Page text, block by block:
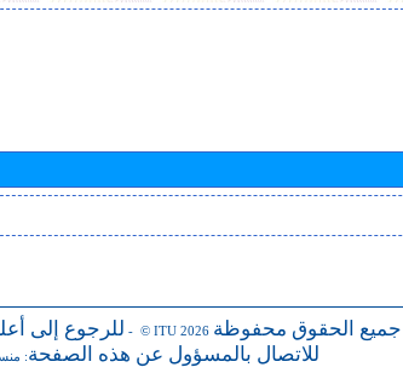
للرجوع إلى - © ITU 2026 جميع الحقوق محفوظة
للاتصال بالمسؤول عن هذه الصفحة: